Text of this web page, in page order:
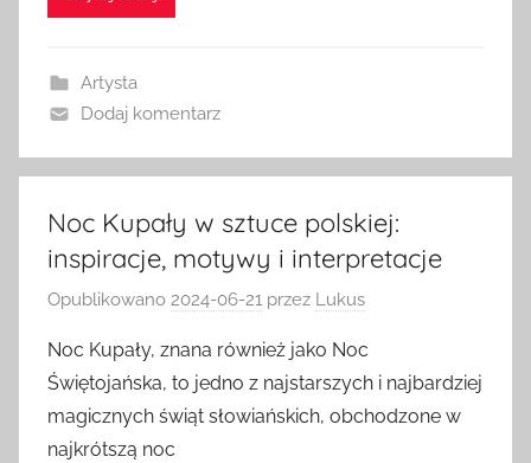
Artysta
Dodaj komentarz
Noc Kupały w sztuce polskiej:
inspiracje, motywy i interpretacje
Opublikowano 2024-06-21 przez Lukus
Noc Kupały, znana również jako Noc
Świętojańska, to jedno z najstarszych i najbardziej
magicznych świąt słowiańskich, obchodzone w
najkrótszą noc